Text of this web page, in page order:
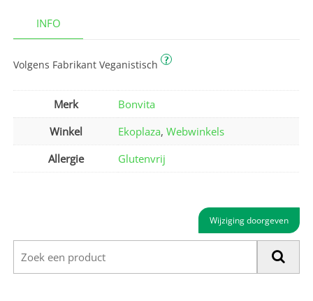
INFO
Volgens Fabrikant Veganistisch ?
Merk
Bonvita
Winkel
Ekoplaza,Webwinkels
Allergie
Glutenvrij
Wijziging doorgeven